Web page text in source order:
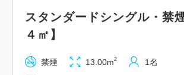
◇Ｗｉ－Ｆｉ対応
◇加湿空気清浄機
◇消臭スプレー
スタンダードシングル・禁
４㎡】
禁煙 13.00m2 1名